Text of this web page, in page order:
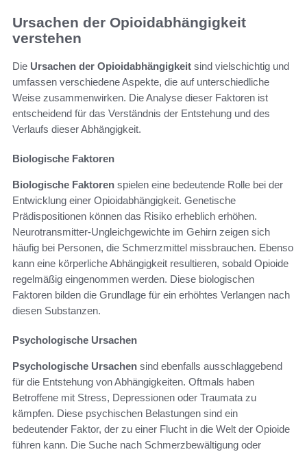
Ursachen der Opioidabhängigkeit
verstehen
Die Ursachen der Opioidabhängigkeit sind vielschichtig und
umfassen verschiedene Aspekte, die auf unterschiedliche
Weise zusammenwirken. Die Analyse dieser Faktoren ist
entscheidend für das Verständnis der Entstehung und des
Verlaufs dieser Abhängigkeit.
Biologische Faktoren
Biologische Faktoren spielen eine bedeutende Rolle bei der
Entwicklung einer Opioidabhängigkeit. Genetische
Prädispositionen können das Risiko erheblich erhöhen.
Neurotransmitter-Ungleichgewichte im Gehirn zeigen sich
häufig bei Personen, die Schmerzmittel missbrauchen. Ebenso
kann eine körperliche Abhängigkeit resultieren, sobald Opioide
regelmäßig eingenommen werden. Diese biologischen
Faktoren bilden die Grundlage für ein erhöhtes Verlangen nach
diesen Substanzen.
Psychologische Ursachen
Psychologische Ursachen sind ebenfalls ausschlaggebend
für die Entstehung von Abhängigkeiten. Oftmals haben
Betroffene mit Stress, Depressionen oder Traumata zu
kämpfen. Diese psychischen Belastungen sind ein
bedeutender Faktor, der zu einer Flucht in die Welt der Opioide
führen kann. Die Suche nach Schmerzbewältigung oder